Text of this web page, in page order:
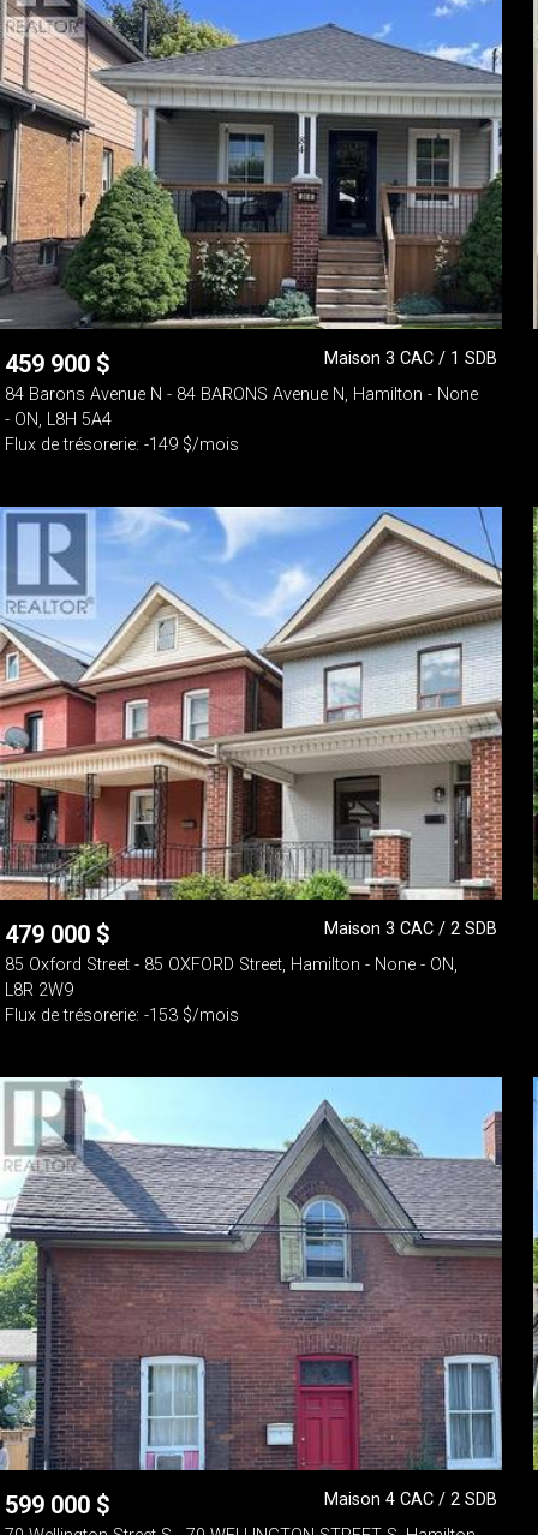
459 900 $
Maison 3 CAC / 1 SDB
84 Barons Avenue N - 84 BARONS Avenue N, Hamilton - None
- ON, L8H 5A4
Flux de trésorerie: -149 $/mois
479 000 $
Maison 3 CAC / 2 SDB
85 Oxford Street - 85 OXFORD Street, Hamilton - None - ON,
L8R 2W9
Flux de trésorerie: -153 $/mois
599 000 $
Maison 4 CAC / 2 SDB